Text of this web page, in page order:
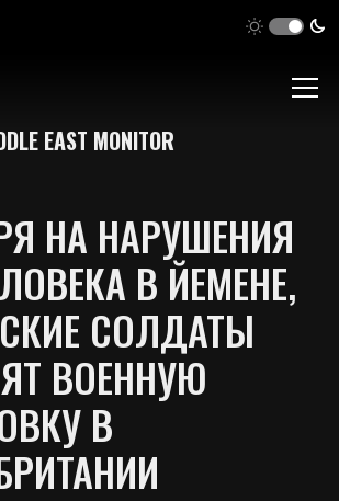
EAST MONITOR
НА НАРУШЕНИЯ
В ЙЕМЕНЕ,
СОЛДАТЫ
ВОЕННУЮ
В